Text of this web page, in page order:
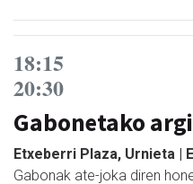
18:15
20:30
Gabonetako
Etxeberri Plaza, Urnieta |
Gabonak ate-joka diren